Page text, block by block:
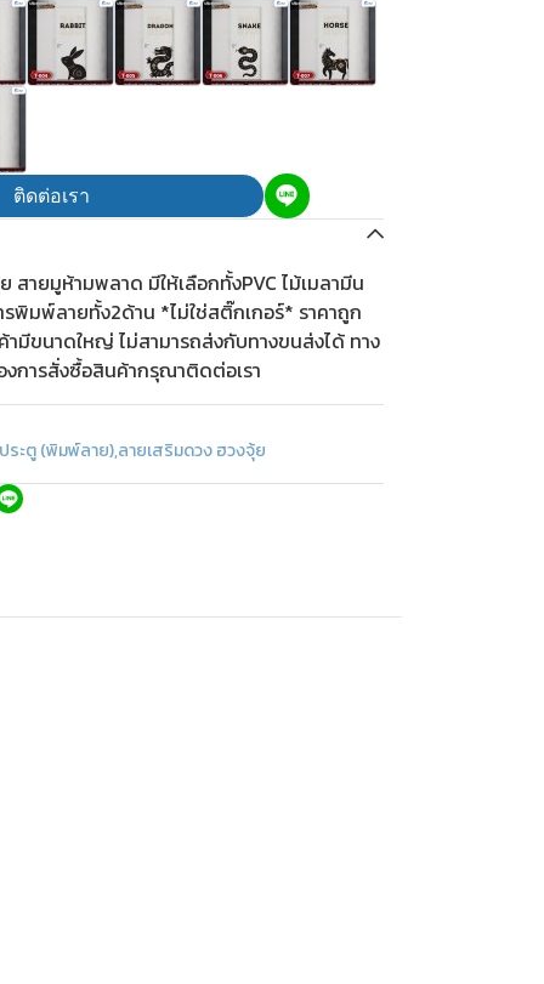
ติดต่อเรา
สายมูห้ามพลาด มีให้เลือกทั้งPVC ไม้เมลามีน
พิมพ์ลายทั้ง2ด้าน *ไม่ใช่สติ๊กเกอร์* ราคาถูก
ามีขนาดใหญ่ ไม่สามารถส่งกับทางขนส่งได้ ทาง
การสั่งซื้อสินค้ากรุณาติดต่อเรา
ประตู (พิมพ์ลาย),ลายเสริมดวง ฮวงจุ้ย